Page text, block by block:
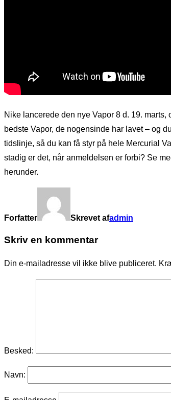
Nike lancerede den nye Vapor 8 d. 19.
bedste Vapor, de nogensinde har lavet – og
tidslinje, så du kan få styr på hele Mercurial
stadig er det, når anmeldelsen er forbi? Se
herunder.
Forfatter Skrevet afadmin
Skriv en kommentar
Din e-mailadresse vil ikke blive publiceret.
Besked:
Navn: